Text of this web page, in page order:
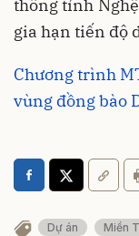
thông tỉnh
gia hạn tiến độ
Chương trình
vùng đồng bào
Dự án Miền